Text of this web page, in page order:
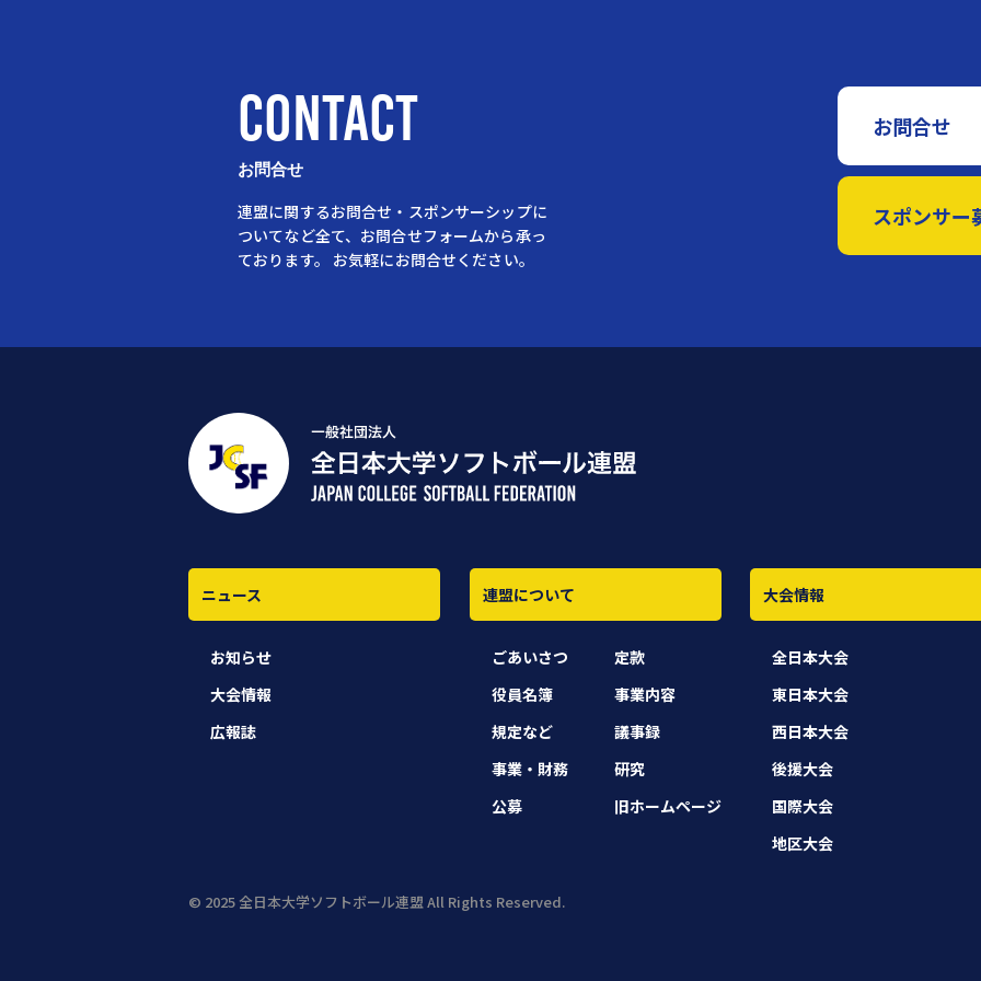
CONTACT
お問合せ
連盟に関するお問合せ・スポンサーシップに
ついてなど全て、お問合せフォームから承っ
ております。
お気軽にお問合せください。
お問合せ
スポンサー
ニュース
お知らせ
大会情報
広報誌
連盟について
ごあいさつ
定款
役員名簿
事業内容
規定など
議事録
事業・財務
研究
公募
旧ホームページ
大会情報
全日本大会
東日本大会
西日本大会
後援大会
国際大会
地区大会
© 2025 全日本大学ソフトボール連盟 All Rights Reserved.